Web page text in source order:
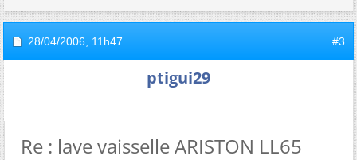
28/04/2006, 11h47 #3
ptigui29
Re : lave vaisselle ARISTON LL65